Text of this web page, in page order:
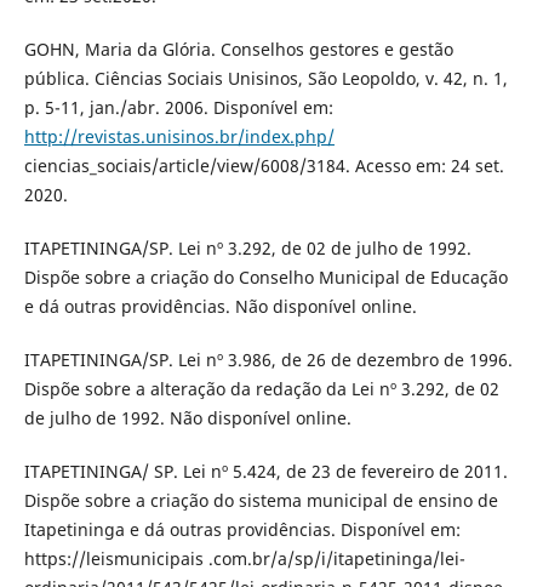
GOHN, Maria da Glória. Conselhos gestores e gestão
pública. Ciências Sociais Unisinos, São Leopoldo, v. 42, n. 1,
p. 5-11, jan./abr. 2006. Disponível em:
http://revistas.unisinos.br/index.php/
ciencias_sociais/article/view/6008/3184. Acesso em: 24 set.
2020.
ITAPETININGA/SP. Lei nº 3.292, de 02 de julho de 1992.
Dispõe sobre a criação do Conselho Municipal de Educação
e dá outras providências. Não disponível online.
ITAPETININGA/SP. Lei nº 3.986, de 26 de dezembro de 1996.
Dispõe sobre a alteração da redação da Lei nº 3.292, de 02
de julho de 1992. Não disponível online.
ITAPETININGA/ SP. Lei nº 5.424, de 23 de fevereiro de 2011.
Dispõe sobre a criação do sistema municipal de ensino de
Itapetininga e dá outras providências. Disponível em:
https://leismunicipais .com.br/a/sp/i/itapetininga/lei-